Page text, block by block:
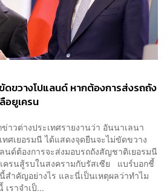
ดขวางโปแลนด์ หากต้องการส่งรถถัง
อยูเครน
าวต่างประเทศรายงานว่า อันนาเลนา
ศเยอรมนี ได้แสดงจุดยืนจะไม่ขัดขวาง
นด์ต้องการจะส่งมอบรถถังสัญชาติเยอรมนี
เครนสู้รบในสงครามกับรัสเซีย แบร์บอกชี้
สำคัญอย่างไร และนี่เป็นเหตุผลว่าทำไม
เราจำเป็...